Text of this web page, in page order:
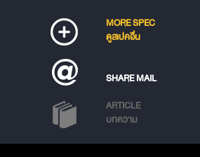
MORE SPEC
ดูสเปคอื่น
SHARE MAIL
ARTICLE
บทความ